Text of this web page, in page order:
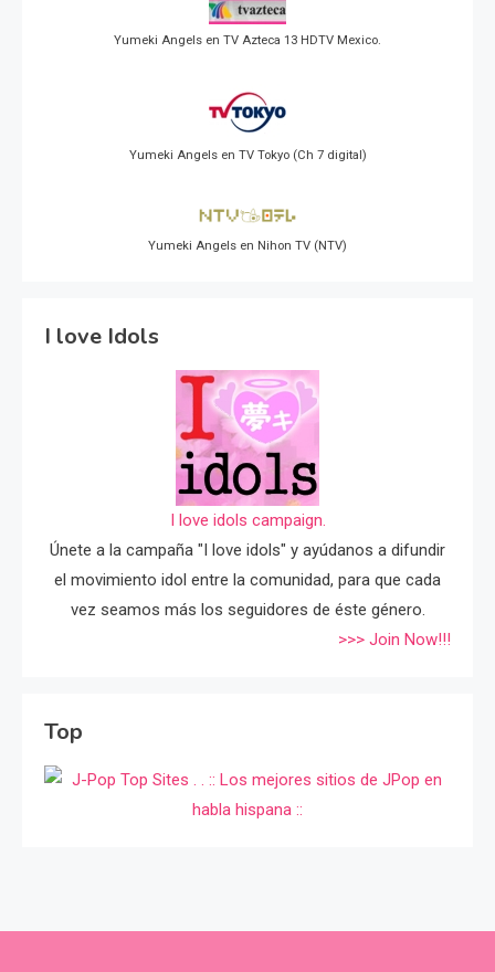
Yumeki Angels en TV Azteca 13 HDTV Mexico.
Yumeki Angels en TV Tokyo (Ch 7 digital)
Yumeki Angels en Nihon TV (NTV)
I love Idols
I love idols campaign.
Únete a la campaña "I love idols" y ayúdanos a difundir
el movimiento idol entre la comunidad, para que cada
vez seamos más los seguidores de éste género.
>>> Join Now!!!
Top